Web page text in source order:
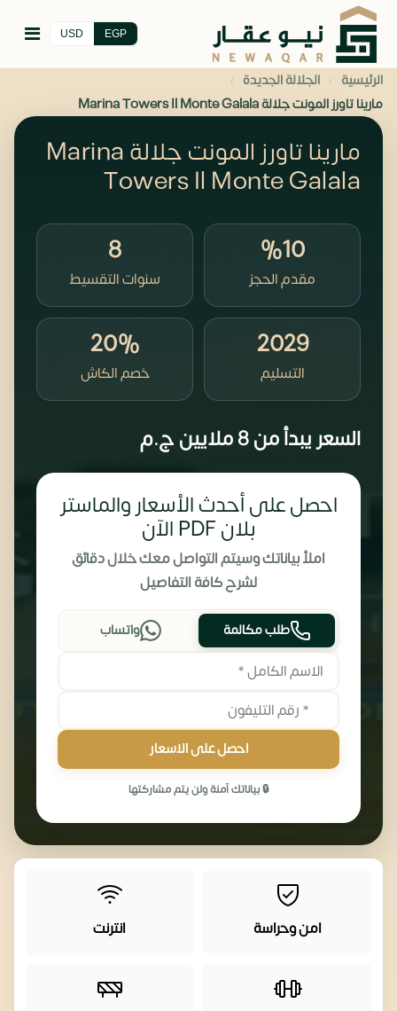
EGP
USD
الرئيسية › الجلالة الجديدة ›
مارينا تاورز المونت جلالة Marina Towers Il Monte Galala
مارينا تاورز المونت جلالة Marina
Towers Il Monte Galala
%10
مقدم الحجز
8
سنوات التقسيط
2029
التسليم
20%
خصم الكاش
السعر يبدأ من8 ملايين ج.م
احصل على أحدث الأسعار والماستر
بلان PDF الآن
املأ بياناتك وسيتم التواصل معك خلال دقائق
لشرح كافة التفاصيل
طلب مكالمة واتساب
احصل على الاسعار
🔒 بياناتك آمنة ولن يتم مشاركتها
امن وحراسة انترنت